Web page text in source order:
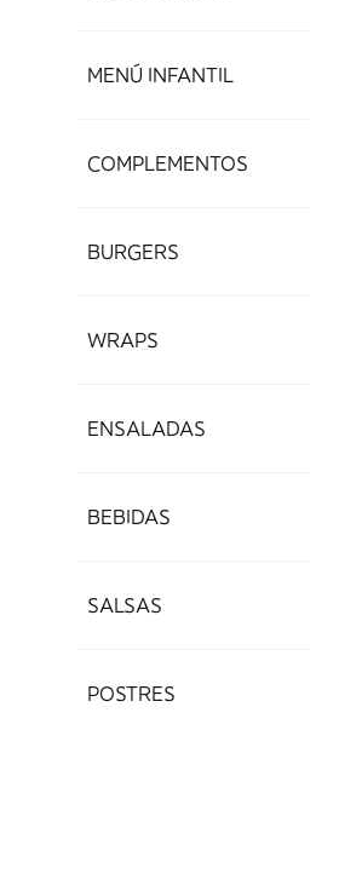
MENÚ INFANTIL
COMPLEMENTOS
BURGERS
WRAPS
ENSALADAS
BEBIDAS
SALSAS
POSTRES